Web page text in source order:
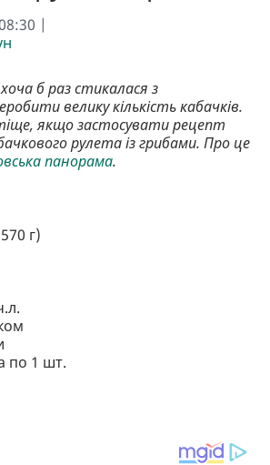
|
б раз стикалася з
велику кількість кабачків.
якщо застосувати рецепт
рулета із грибами. Про це
панорама.
г)
по 1 шт.